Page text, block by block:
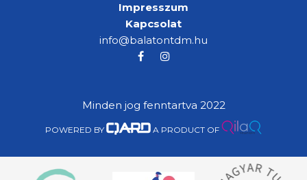
Impresszum
Kapcsolat
info@balatontdm.hu
Minden jog fenntartva 2022
POWERED BY A PRODUCT OF